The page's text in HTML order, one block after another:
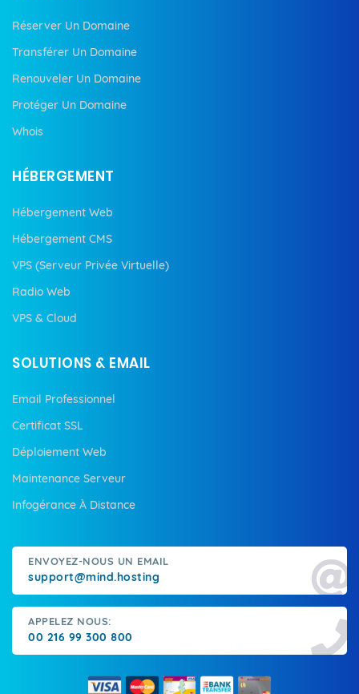
Réserver Un Domaine
Transférer Un Domaine
Renouveler Un Domaine
Protéger Un Domaine
Whois
HÉBERGEMENT
Hébergement Web
Hébergement CMS
VPS (Serveur Privée Virtuelle)
Radio Web
VPS & Cloud
SOLUTIONS & EMAIL
Email Professionnel
Certificat SSL
Déploiement Web
Maintenance Serveur
Infogérance À Distance
ENVOYEZ-NOUS UN EMAIL
support@mind.hosting
APPELEZ NOUS:
00 216 99 300 800